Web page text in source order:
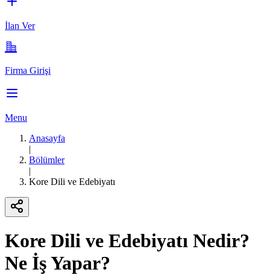
İlan Ver
Firma Girişi
Menu
Anasayfa
|
Bölümler
|
Kore Dili ve Edebiyatı
Kore Dili ve Edebiyatı Nedir?
Ne İş Yapar?